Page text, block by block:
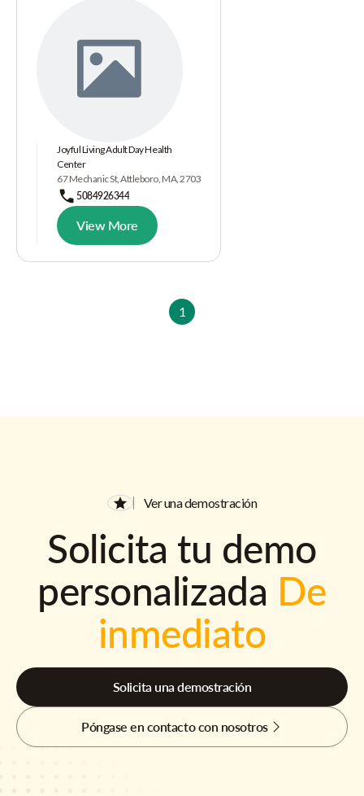
Joyful Living Adult Day Health
Center
67 Mechanic St, Attleboro, MA, 2703
5084926344
View More
1
Ver una demostración
Solicita tu demo
personalizada De
inmediato
Solicita una demostración
Póngase en contacto con nosotros